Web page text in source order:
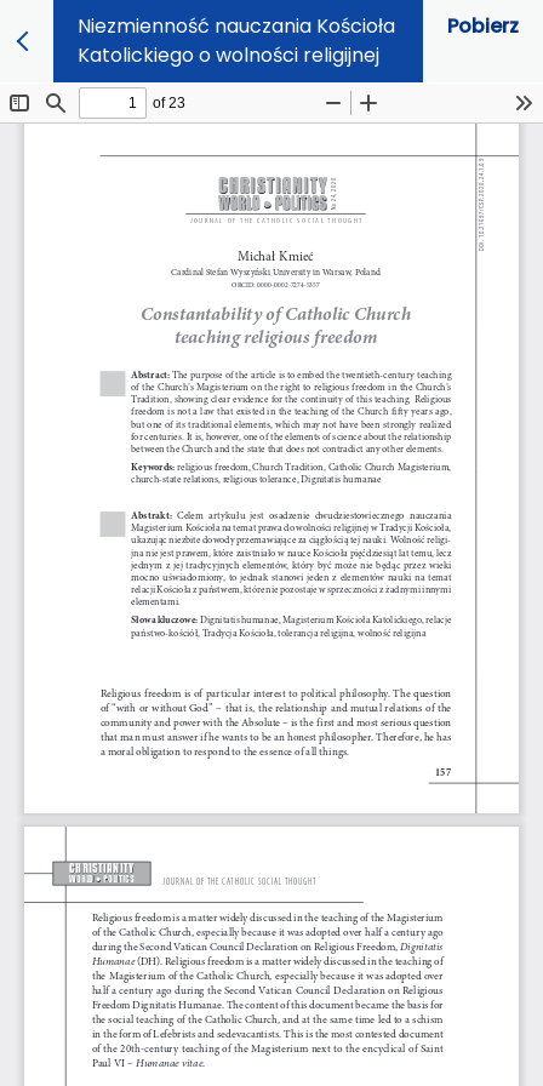
Niezmienność nauczania Kościoła
Katolickiego o wolności religijnej
Pobierz